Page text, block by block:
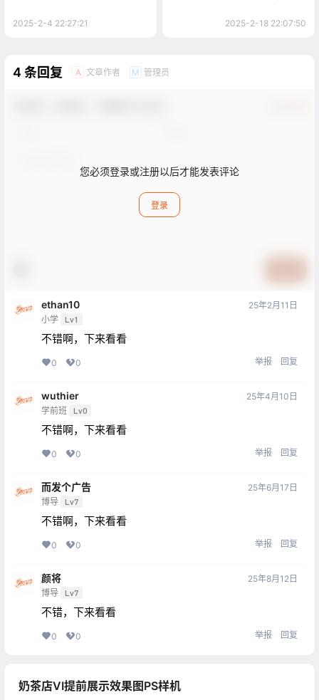
2025-2-4 22:27:21 2025-2-18 22:07:50
4 条回复 A 文章作者 M 管理员
您必须登录或注册以后才能发表评论
登录
ethan10
小学 Lv1
25年2月11日
不错啊，下来看看
0 0 举报 回复
wuthier
学前班 Lv0
25年4月10日
不错啊，下来看看
0 0 举报 回复
而发个广告
博导 Lv7
25年6月17日
不错啊，下来看看
0 0 举报 回复
颜将
博导 Lv7
25年8月12日
不错，下来看看
0 0 举报 回复
奶茶店VI提前展示效果图PS样机